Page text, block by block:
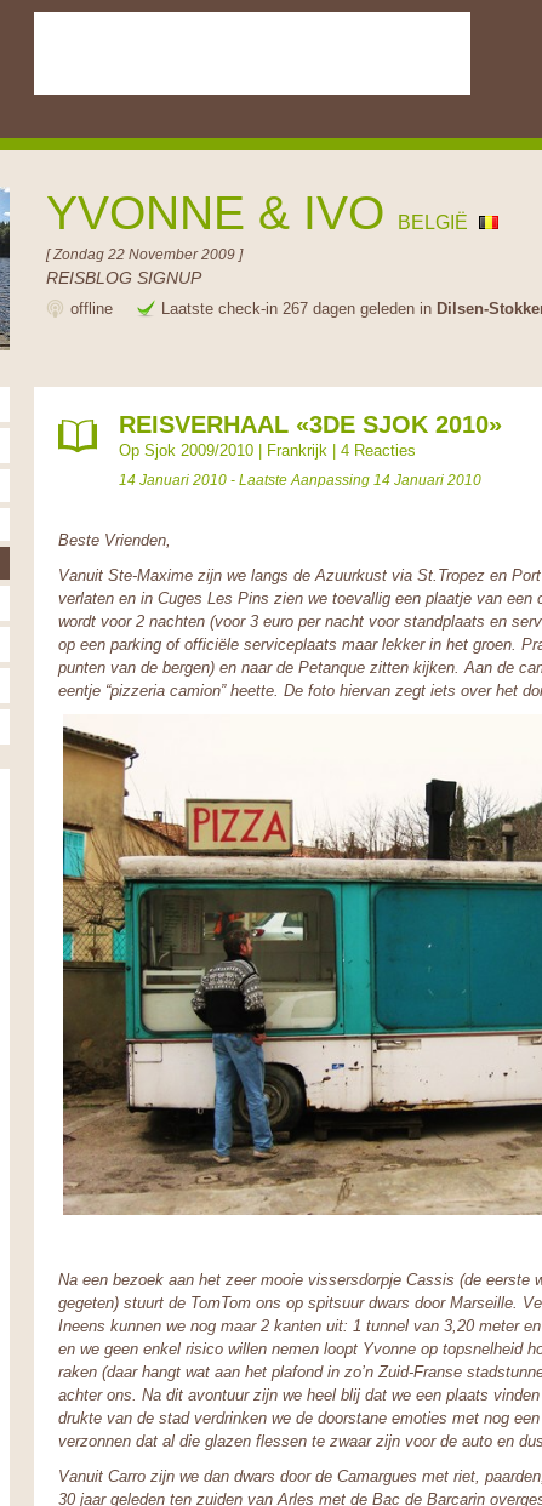
YVONNE & IVO BELGIË
[ Zondag 22 November 2009 ]
REISBLOG SIGNUP
offline Laatste check-in 267 dagen geleden in Dilsen-
REISVERHAAL «3DE SJOK 2010»
Op Sjok 2009/2010 Frankrijk 4 Reacties
14 Januari 2010 - Laatste Aanpassing 14 Januari 2010
Beste Vrienden,
Vanuit Ste-Maxime zijn we langs de Azuurkust via St.Tropez en
verlaten en in Cuges Les Pins zien we toevallig een plaatje van
wordt voor 2 nachten (voor 3 euro per nacht voor standplaats en
op een parking of officiële serviceplaats maar lekker in het groen.
punten van de bergen) en naar de Petanque zitten kijken. Aan de
eentje “pizzeria camion” heette. De foto hiervan zegt iets over het
Na een bezoek aan het zeer mooie vissersdorpje Cassis (de
gegeten) stuurt de TomTom ons op spitsuur dwars door Marseille.
Ineens kunnen we nog maar 2 kanten uit: 1 tunnel van 3,20 meter
en we geen enkel risico willen nemen loopt Yvonne op topsnelheid
raken (daar hangt wat aan het plafond in zo’n Zuid-Franse
achter ons. Na dit avontuur zijn we heel blij dat we een plaats
drukte van de stad verdrinken we de doorstane emoties met nog
verzonnen dat al die glazen flessen te zwaar zijn voor de auto en
Vanuit Carro zijn we dan dwars door de Camargues met riet,
30 jaar geleden ten zuiden van Arles met de Bac de Barcarin